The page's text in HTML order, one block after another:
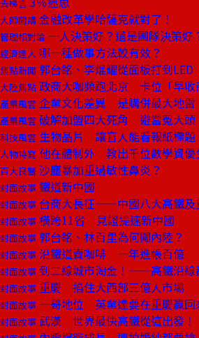
去梯言
大師開講 金融改革學哈薩克就對了！
管理相對論 一人決策好？還是團隊決策好
經濟達人 哪一種做事方法較有效？
焦點新聞 郭台銘、李焜耀從面板打到LED
大陸焦點 政商大咖頻跑北京 卡位「早收
產業風雲 企業文化差異 是購併最大地雷
產業風雲 破解加盟四大死角 避當冤大頭
科技風雲 生物晶片 讓盲人能看報紙標題
人物特寫 他在體制外 教出千位數學資優
百大良醫 沙塵暴加重過敏性鼻炎？
封面故事 鐵道新中國
封面故事 台商大長征——中國八大高鐵及
封面故事 橫跨11省 見證提速新中國
封面故事 郭台銘、林百里為何闖內陸？
封面故事 沿鐵道賣咖啡 一年進帳百億
封面故事 到二線城市淘金！——高鐵沿線
封面故事 重慶 掐住大西部三億人市場
封面故事 一哥地位 英業達要在重慶贏回
封面故事 武漢 世界最快高鐵從這出發！